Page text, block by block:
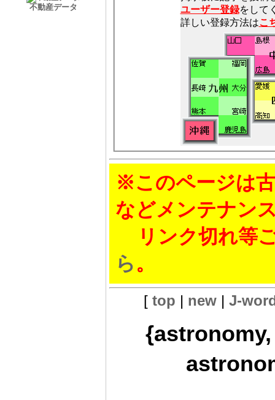
不動産データ ユーザー登録をして
詳しい登録方法はこ
※このページは
などメンテナン
リンク切れ等
ら。
[ top | new| J-
{astronomy,